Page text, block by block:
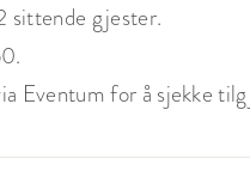
sittende gjester.
Eventum for å sjekke